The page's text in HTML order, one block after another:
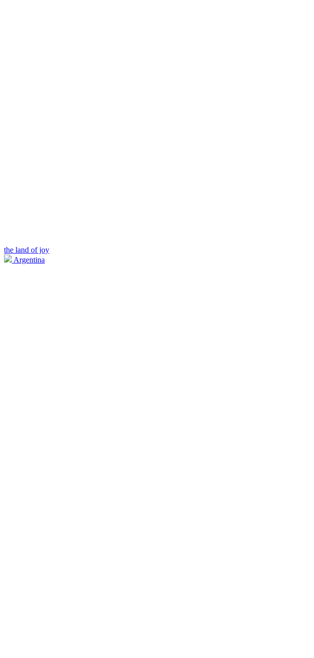
the land of joy
Argentina